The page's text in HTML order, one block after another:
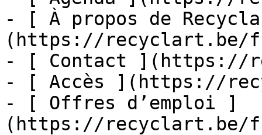
- [ À propos de
(https://recyclart.be/
- [ Contact ](https://
- [ Accès ](https://
- [ Offres d’emploi ]
(https://recyclart.be/